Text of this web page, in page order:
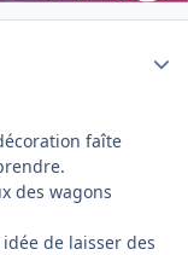
faîte
des wagons
de laisser des